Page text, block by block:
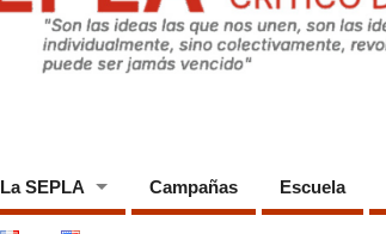
La SEPLA Campañas Escuela